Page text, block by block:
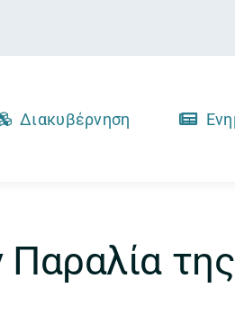
Διακυβέρνηση
της